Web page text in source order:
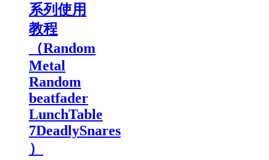
系列使用
教程
（Random
Metal
Random
beatfader
LunchTable
7DeadlySnares
）